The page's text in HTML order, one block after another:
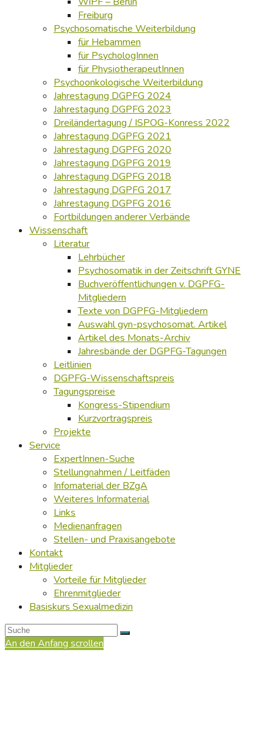
Freiburg
Psychosomatische Weiterbildung
für Hebammen
für PsychologInnen
für PhysiotherapeutInnen
Psychoonkologische Weiterbildung
Jahrestagung DGPFG 2024
Jahrestagung DGPFG 2023
Dreiländertagung / ISPOG-Konress 2022
Jahrestagung DGPFG 2021
Jahrestagung DGPFG 2020
Jahrestagung DGPFG 2019
Jahrestagung DGPFG 2018
Jahrestagung DGPFG 2017
Jahrestagung DGPFG 2016
Fortbildungen anderer Verbände
Wissenschaft
Literatur
Lehrbücher
Psychosomatik in der Zeitschrift GYNE
Buchveröffentlichungen v. DGPFG-
Mitgliedern
Texte von DGPFG-Mitgliedern
Auswahl gyn-psychosomat. Artikel
Artikel des Monats-Archiv
Jahresbände der DGPFG-Tagungen
Leitlinien
DGPFG-Wissenschaftspreis
Tagungspreise
Kongress-Stipendium
Kurzvortragspreis
Projekte
Service
ExpertInnen-Suche
Stellungnahmen / Leitfäden
Infomaterial der BZgA
Weiteres Informaterial
Links
Medienanfragen
Stellen- und Praxisangebote
Kontakt
Mitglieder
Vorteile für Mitglieder
Ehrenmitglieder
Basiskurs Sexualmedizin
An den Anfang scrollen